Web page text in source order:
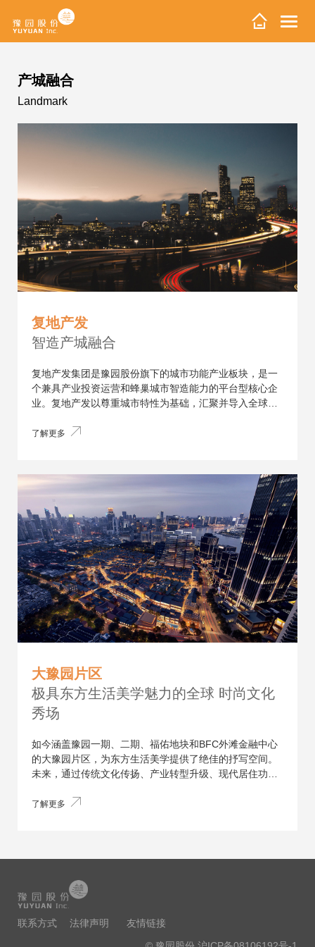
产城融合
Landmark
复地产发
智造产城融合
复地产发集团是豫园股份旗下的城市功能产业板块，是一
个兼具产业投资运营和蜂巢城市智造能力的平台型核心企
业。复地产发以尊重城市特性为基础，汇聚并导入全球各
为产业企业提供智慧运营服务，为家庭提供幸福生活空间
了解更多
大豫园片区
极具东方生活美学魅力的全球 时尚文化
秀场
如今涵盖豫园一期、二期、福佑地块和BFC外滩金融中心
的大豫园片区，为东方生活美学提供了绝佳的抒写空间。
未来，通过传统文化传扬、产业转型升级、现代居住功能
地，助力上海国际时尚之都建设，全面提升上海城市软实
了解更多
联系方式 法律声明
友情链接